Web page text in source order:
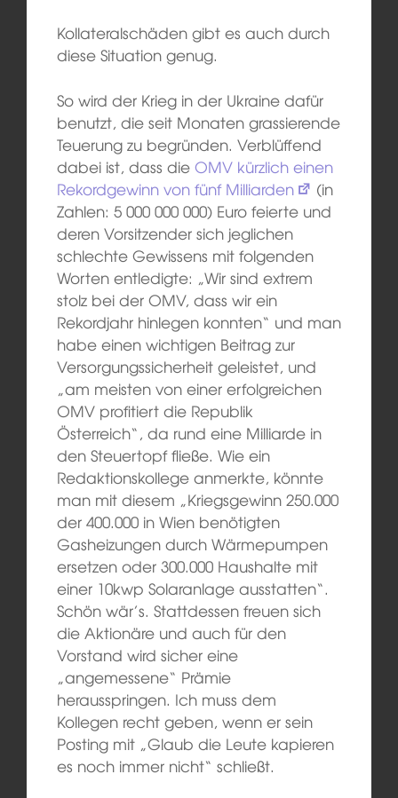
Kollateralschäden gibt es auch durch
diese Situation genug.
So wird der Krieg in der Ukraine dafür
benutzt, die seit Monaten grassierende
Teuerung zu begründen. Verblüffend
dabei ist, dass die OMV kürzlich einen
Rekordgewinn von fünf Milliarden
(in
Zahlen: 5 000 000 000) Euro feierte und
deren Vorsitzender sich jeglichen
schlechte Gewissens mit folgenden
Worten entledigte: „Wir sind extrem
stolz bei der OMV, dass wir ein
Rekordjahr hinlegen konnten“ und man
habe einen wichtigen Beitrag zur
Versorgungssicherheit geleistet, und
„am meisten von einer erfolgreichen
OMV profitiert die Republik
Österreich“, da rund eine Milliarde in
den Steuertopf fließe. Wie ein
Redaktionskollege anmerkte, könnte
man mit diesem „Kriegsgewinn 250.000
der 400.000 in Wien benötigten
Gasheizungen durch Wärmepumpen
ersetzen oder 300.000 Haushalte mit
einer 10kwp Solaranlage ausstatten“.
Schön wär’s. Stattdessen freuen sich
die Aktionäre und auch für den
Vorstand wird sicher eine
„angemessene“ Prämie
herausspringen. Ich muss dem
Kollegen recht geben, wenn er sein
Posting mit „Glaub die Leute kapieren
es noch immer nicht“ schließt.